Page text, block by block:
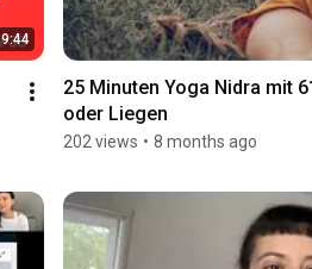
25 Minuten Yoga Nidra mit
oder Liegen
202 views • 8 months ago